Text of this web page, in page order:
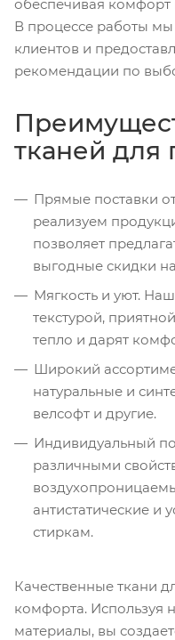
обеспечивая комфорт
В процессе работы
клиентов и
рекомендации по
тканей для
Прямые поставки
реализуем
позволяет
выгодные скидки
Мягкость и уют.
текстурой,
тепло и дарят
Широкий
натуральные и
велсофт и другие.
Индивидуальный
различными
антистатические и
стиркам.
Качественные ткани
комфорта. Используя
материалы, вы